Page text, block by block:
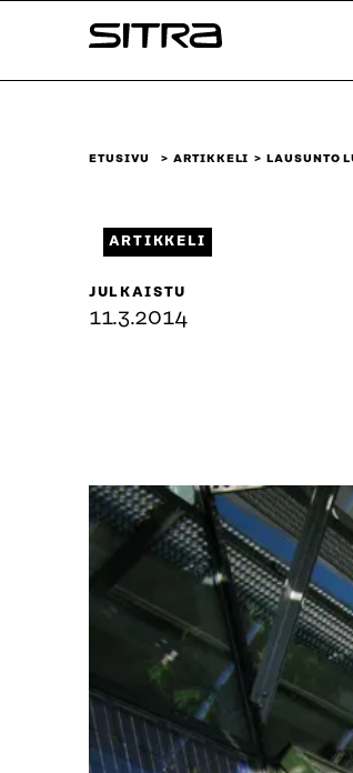
sisältöön
Sitra
ETUSIVU ARTIKKELI LAUSUNTO
ARTIKKELI
JULKAISTU
11.3.2014